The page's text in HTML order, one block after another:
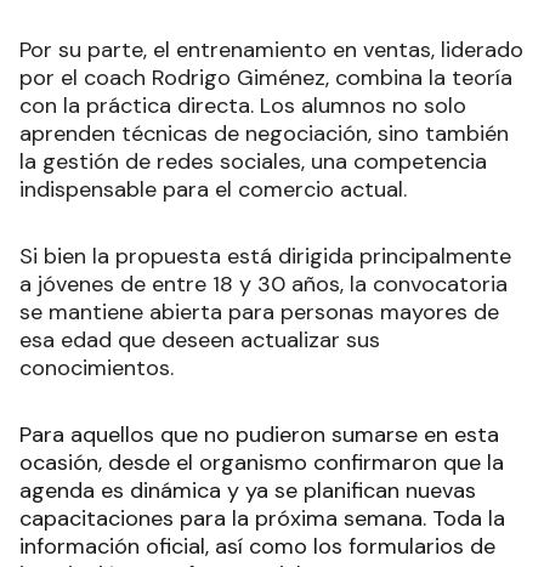
Por su parte, el entrenamiento en ventas, liderado
por el coach Rodrigo Giménez, combina la teoría
con la práctica directa. Los alumnos no solo
aprenden técnicas de negociación, sino también
la gestión de redes sociales, una competencia
indispensable para el comercio actual.
Si bien la propuesta está dirigida principalmente
a jóvenes de entre 18 y 30 años, la convocatoria
se mantiene abierta para personas mayores de
esa edad que deseen actualizar sus
conocimientos.
Para aquellos que no pudieron sumarse en esta
ocasión, desde el organismo confirmaron que la
agenda es dinámica y ya se planifican nuevas
capacitaciones para la próxima semana. Toda la
información oficial, así como los formularios de